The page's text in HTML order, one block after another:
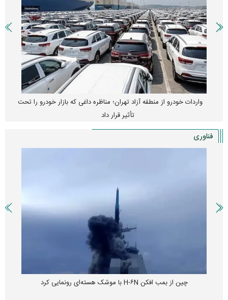
واردات خودرو از منطقه آزاد تهران؛ مناظره داغی که بازار خودرو را تحت
تأثیر قرار داد
فناوری
چین از بمب افکن H-۶N با موشک هسته‌ای رونمایی کرد